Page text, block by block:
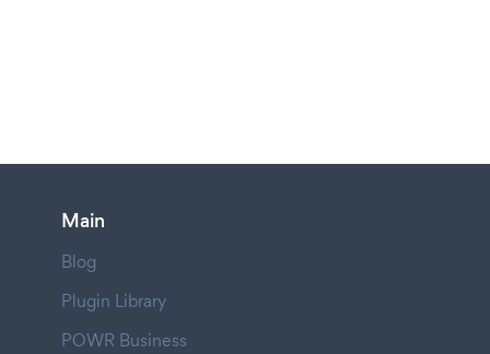
Main
Blog
Plugin Library
POWR Business